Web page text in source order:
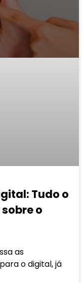
Tudo o
o
as
o digital, já